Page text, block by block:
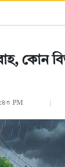
কোন
PM